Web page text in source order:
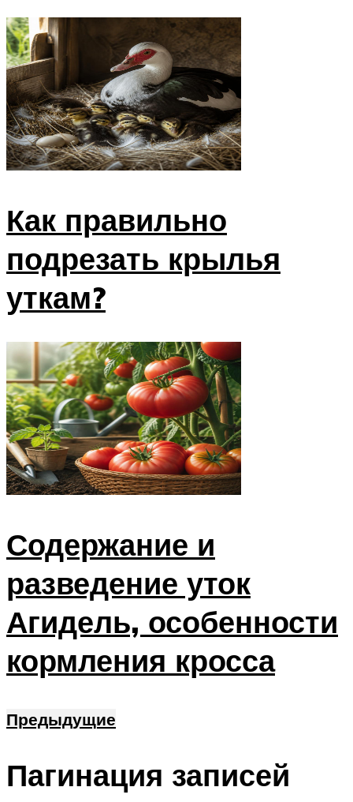
Как правильно
подрезать крылья
уткам?
Содержание и
разведение уток
Агидель, особенности
кормления кросса
Предыдущие
Пагинация записей